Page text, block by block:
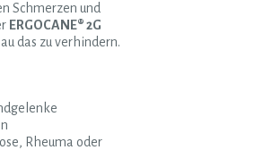
Schmerzen und
ERGOCANE® 2G
das zu verhindern.
Rheuma oder